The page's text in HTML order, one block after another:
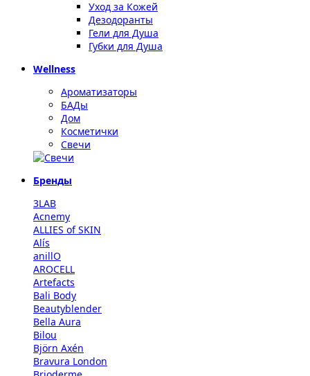
Уход за Кожей
Дезодоранты
Гели для Душа
Губки для Душа
Wellness
Ароматизаторы
БАДы
Дом
Косметички
Свечи
Бренды
3LAB
Acnemy
ALLIES of SKIN
Alís
anillO
AROCELL
Artefacts
Bali Body
Beautyblender
Bella Aura
Bilou
Björn Axén
Bravura London